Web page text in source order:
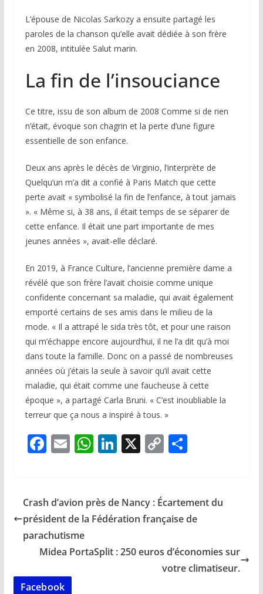
L’épouse de Nicolas Sarkozy a ensuite partagé les
paroles de la chanson qu’elle avait dédiée à son frère
en 2008, intitulée Salut marin.
La fin de l’insouciance
Ce titre, issu de son album de 2008 Comme si de rien
n’était, évoque son chagrin et la perte d’une figure
essentielle de son enfance.
Deux ans après le décès de Virginio, l’interprète de
Quelqu’un m’a dita confié à Paris Match que cette
perte avait « symbolisé la fin de l’enfance, à tout jamais
». « Même si, à 38 ans, il était temps de se séparer de
cette enfance. Il était une part importante de mes
jeunes années », avait-elle déclaré.
En 2019, à France Culture, l’ancienne première dame a
révélé que son frère l’avait choisie comme unique
confidente concernant sa maladie, qui avait également
emporté certains de ses amis dans le milieu de la
mode. « Il a attrapé le sida très tôt, et pour une raison
qui m’échappe encore aujourd’hui, il ne l’a dit qu’à moi
dans toute la famille. Donc on a passé de nombreuses
années où j’étais la seule à savoir qu’il avait cette
maladie, qui était comme une faucheuse à cette
époque », a partagé Carla Bruni. « C’est inoubliable la
terreur que ça nous a inspiré à tous. »
F
b
o
o
k
E
l
W
s
A
p
Li
e
dI
X C
y
Li
k
P
g
er
Crash d’avion près de Nancy : Écartement du
président de la Fédération française de
parachutisme
Midea PortaSplit : 250 euros d’économies sur
votre climatiseur.
Facebook